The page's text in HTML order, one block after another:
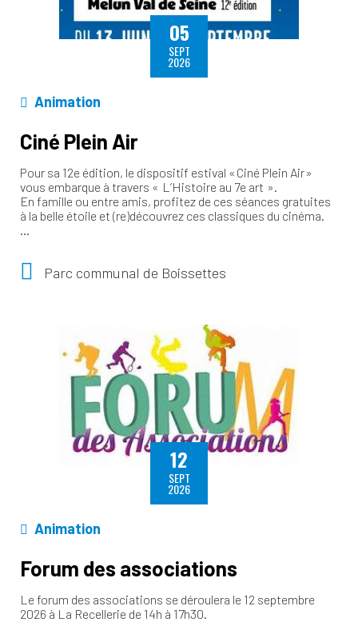
05
SEPT
2026
Animation
Ciné Plein Air
Pour sa 12e édition, le dispositif estival « Ciné Plein Air »
vous embarque à travers « L’Histoire au 7e art ».
En famille ou entre amis, profitez de ces séances gratuites
à la belle étoile et (re)découvrez ces classiques du cinéma.
…
Parc communal de Boissettes
12
SEPT
2026
Animation
Forum des associations
Le forum des associations se déroulera le 12 septembre
2026 à La Recellerie de 14h à 17h30.